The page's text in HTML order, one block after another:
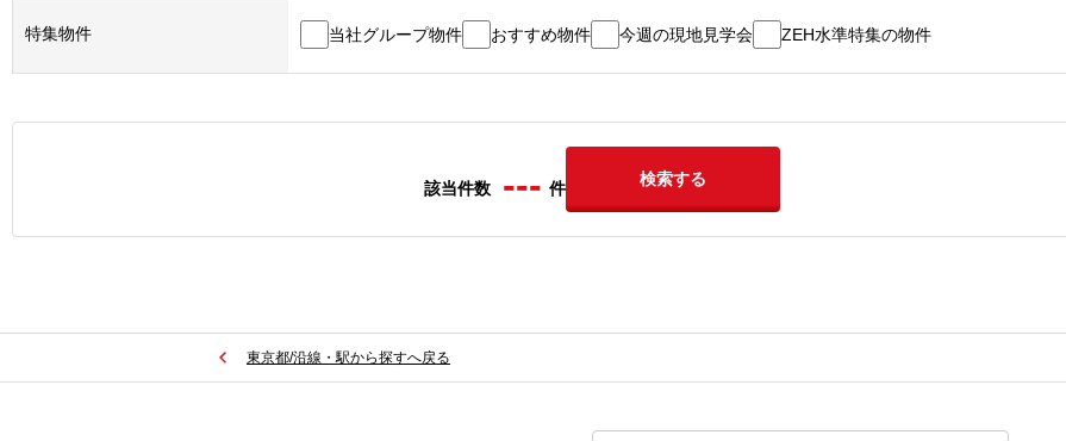
特集物件 当社グループ物件 おすすめ物件 今週の現地見学会 ZEH水準特集の物件
該当件数 --- 件 検索する
東京都/沿線・駅から探すへ戻る